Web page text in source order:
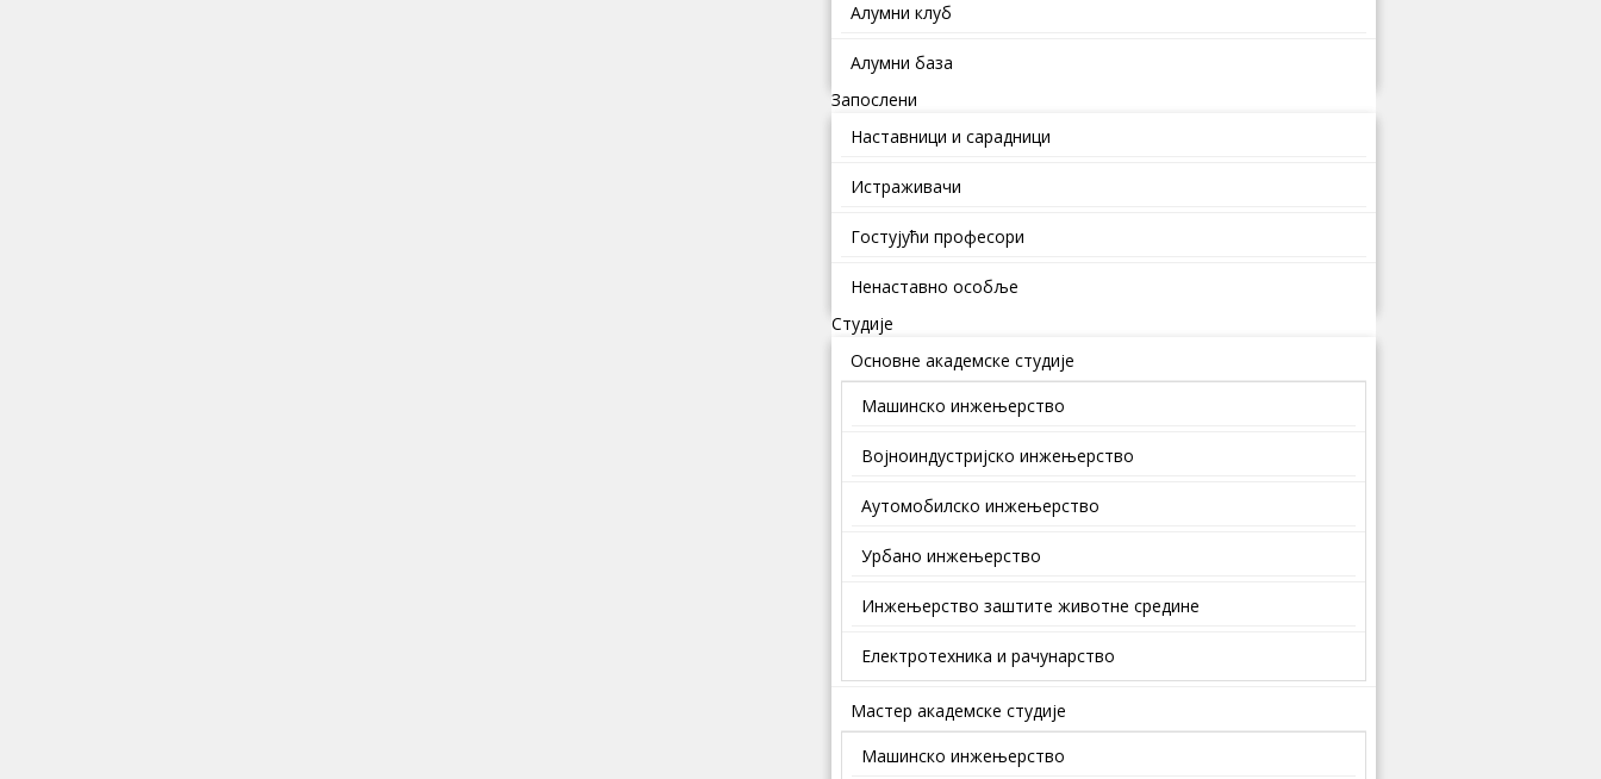
Алумни клуб
Алумни база
Запослени
Наставници и сарадници
Истраживачи
Гостујући професори
Ненаставно особље
Студије
Основне академске студије
Машинско инжењерство
Војноиндустријско инжењерство
Аутомобилско инжењерство
Урбано инжењерство
Инжењерство заштите животне средине
Електротехника и рачунарство
Мастер академске студије
Машинско инжењерство